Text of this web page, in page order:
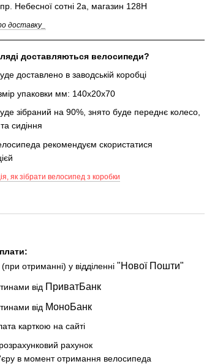
Небесної сотні 2а, магазин 128Н
доставку_
доставляються велосипеди?
доставлено в заводській коробці
упаковки мм: 140х20х70
зібраний на 90%, знято буде переднє колесо,
сидіння
рекомендуєм скористатися
як зібрати велосипед з коробки
отриманні) у відділенні "Нової Пошти"
від ПриватБанк
від МоноБанк
карткою на сайті
рахунок
в момент отримання велосипеда